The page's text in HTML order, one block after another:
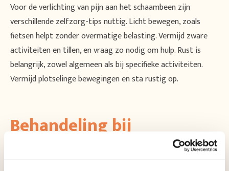
Voor de verlichting van pijn aan het schaambeen zijn
verschillende zelfzorg-tips nuttig. Licht bewegen, zoals
fietsen helpt zonder overmatige belasting. Vermijd zware
activiteiten en tillen, en vraag zo nodig om hulp. Rust is
belangrijk, zowel algemeen als bij specifieke activiteiten.
Vermijd plotselinge bewegingen en sta rustig op.
Behandeling bij
Rugcentrum Parkstad